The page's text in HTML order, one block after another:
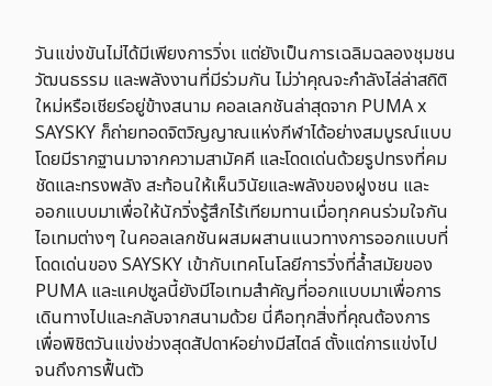
วันแข่งขันไม่ได้มีเพียงการวิ่งเ แต่ยังเป็นการเฉลิมฉลองชุมชน
วัฒนธรรม และพลังงานที่มีร่วมกัน ไม่ว่าคุณจะกำลังไล่ล่าสถิติ
ใหม่หรือเชียร์อยู่ข้างสนาม คอลเลกชันล่าสุดจาก PUMA x
SAYSKY ก็ถ่ายทอดจิตวิญญาณแห่งกีฬาได้อย่างสมบูรณ์แบบ
โดยมีรากฐานมาจากความสามัคคี และโดดเด่นด้วยรูปทรงที่คม
ชัดและทรงพลัง สะท้อนให้เห็นวินัยและพลังของฝูงชน และ
ออกแบบมาเพื่อให้นักวิ่งรู้สึกไร้เทียมทานเมื่อทุกคนร่วมใจกัน
ไอเทมต่างๆ ในคอลเลกชันผสมผสานแนวทางการออกแบบที่
โดดเด่นของ SAYSKY เข้ากับเทคโนโลยีการวิ่งที่ล้ำสมัยของ
PUMA และแคปซูลนี้ยังมีไอเทมสำคัญที่ออกแบบมาเพื่อการ
เดินทางไปและกลับจากสนามด้วย นี่คือทุกสิ่งที่คุณต้องการ
เพื่อพิชิตวันแข่งช่วงสุดสัปดาห์อย่างมีสไตล์ ตั้งแต่การแข่งไป
จนถึงการฟื้นตัว